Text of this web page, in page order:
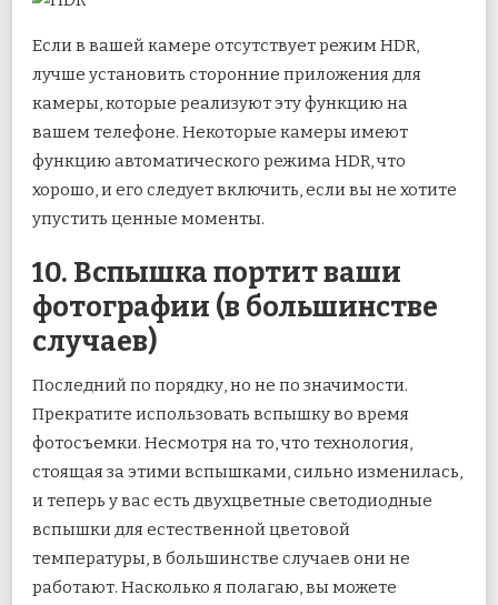
Если в вашей камере отсутствует режим HDR,
лучше установить сторонние приложения для
камеры, которые реализуют эту функцию на
вашем телефоне. Некоторые камеры имеют
функцию автоматического режима HDR, что
хорошо, и его следует включить, если вы не хотите
упустить ценные моменты.
10. Вспышка портит ваши
фотографии (в большинстве
случаев)
Последний по порядку, но не по значимости.
Прекратите использовать вспышку во время
фотосъемки. Несмотря на то, что технология,
стоящая за этими вспышками, сильно изменилась,
и теперь у вас есть двухцветные светодиодные
вспышки для естественной цветовой
температуры, в большинстве случаев они не
работают. Насколько я полагаю, вы можете